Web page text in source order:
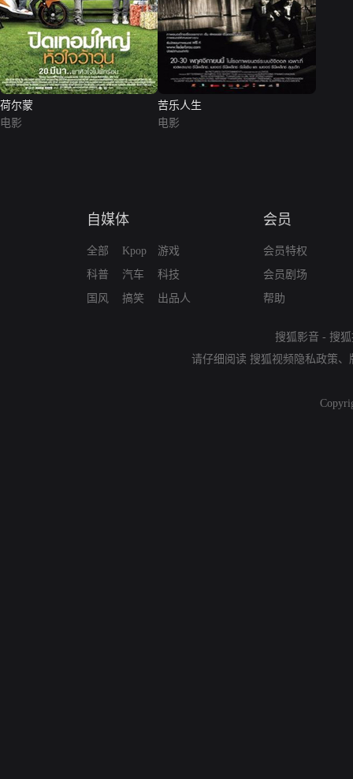
荷尔蒙
电影
苦乐人生
电影
自媒体
全部
科普
国风
Kpop
汽车
搞笑
游戏
科技
出品人
会员
会员特权
会员剧场
帮助
搜狐影音 - 搜
请仔细阅读 搜狐视频隐私政策、